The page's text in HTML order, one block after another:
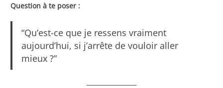
Question à te poser :
“Qu’est-ce que je ressens vraiment
aujourd’hui, si j’arrête de vouloir aller
mieux ?”